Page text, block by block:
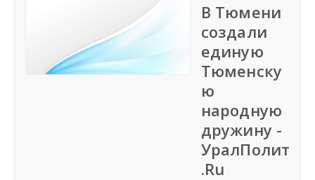
Городские сайты
Партнёры
В Тюмени
создали
единую
Тюменску
ю
народную
дружину -
УралПолит
.Ru